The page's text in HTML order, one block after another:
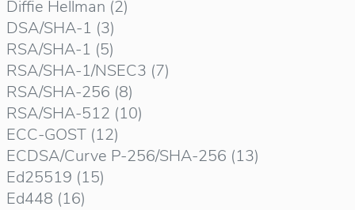
Diffie Hellman (2)
DSA/SHA-1 (3)
RSA/SHA-1 (5)
RSA/SHA-1/NSEC3 (7)
RSA/SHA-256 (8)
RSA/SHA-512 (10)
ECC-GOST (12)
ECDSA/Curve P-256/SHA-256 (13)
Ed25519 (15)
Ed448 (16)